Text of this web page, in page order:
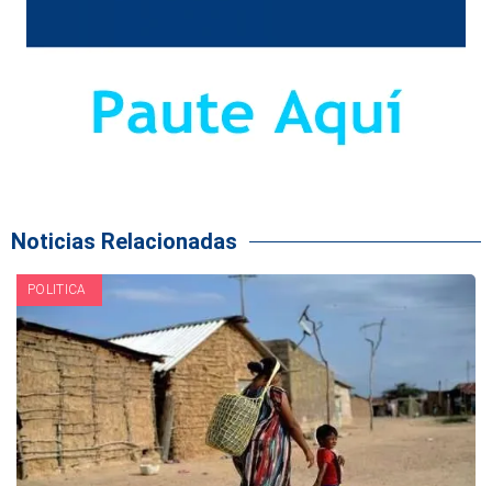
Noticias Relacionadas
POLITICA